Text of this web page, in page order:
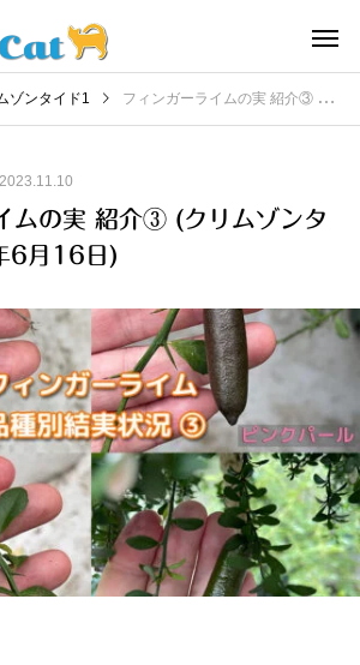
ゾンタイド1 フィンガーライムの実 紹介③ (クリムゾンタイド) (2023年6月16日)
2023.11.10
ムの実 紹介③ (クリムゾンタ
6月16日)